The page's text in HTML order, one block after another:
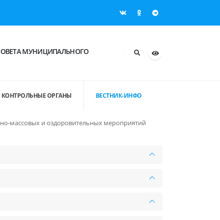
МУНИЦИПАЛЬНОГО
КОНТРОЛЬНЫЕ ОРГАНЫ ВЕСТНИК-ИНФО
массовых и оздоровительных мероприятий